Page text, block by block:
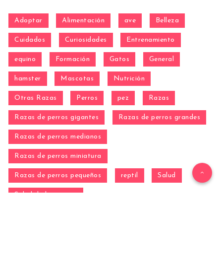
Adoptar Alimentación ave Belleza
Cuidados Curiosidades Entrenamiento
equino Formación Gatos General
hamster Mascotas Nutrición
Otras Razas Perros pez Razas
Razas de perros gigantes Razas de perros grandes
Razas de perros medianos
Razas de perros miniatura
Razas de perros pequeños reptil Salud
Salud de los perros